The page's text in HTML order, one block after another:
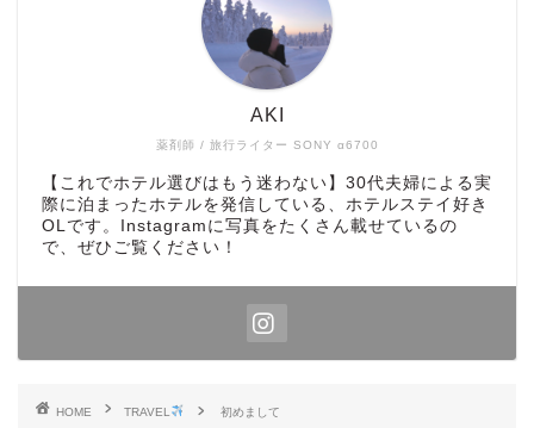
薬剤師 / 旅行ライター SONY α6700
AKI
【これでホテル選びはもう迷わない】30代夫婦による実
際に泊まったホテルを発信している、ホテルステイ好き
OLです。Instagramに写真をたくさん載せているの
で、ぜひご覧ください！
HOME TRAVEL 初めまして